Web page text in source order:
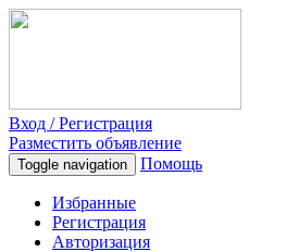
Вход / Регистрация
Разместить объявление
Toggle navigation Помощь
Избранные
Регистрация
Авторизация